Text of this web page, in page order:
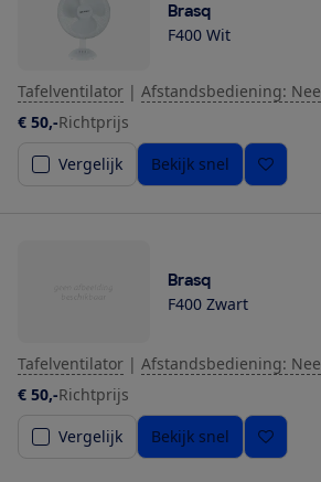
Brasq
F400 Wit
Tafelventilator | Afstandsbediening: Nee
€ 50,-Richtprijs
Vergelijk
Bekijk snel
Brasq
F400 Zwart
Tafelventilator | Afstandsbediening: Nee
€ 50,-Richtprijs
Vergelijk
Bekijk snel